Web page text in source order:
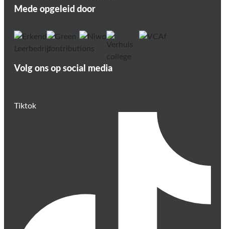
Mede opgeleid door
Volg ons op social media
Tiktok